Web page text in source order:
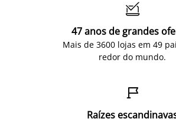

47 anos de grandes
Mais de 3600 lojas em 49
redor do mundo.

Raízes